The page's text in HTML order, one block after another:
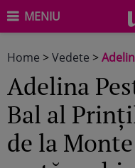
MENIU
Home >Vedete >Adelina Pestrițu, la
Adelina
Bal al
de la